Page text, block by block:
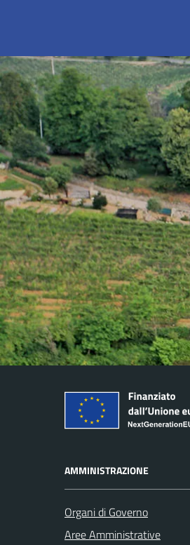
AMMINISTRAZIONE
Organi di Governo
Aree Amministrative